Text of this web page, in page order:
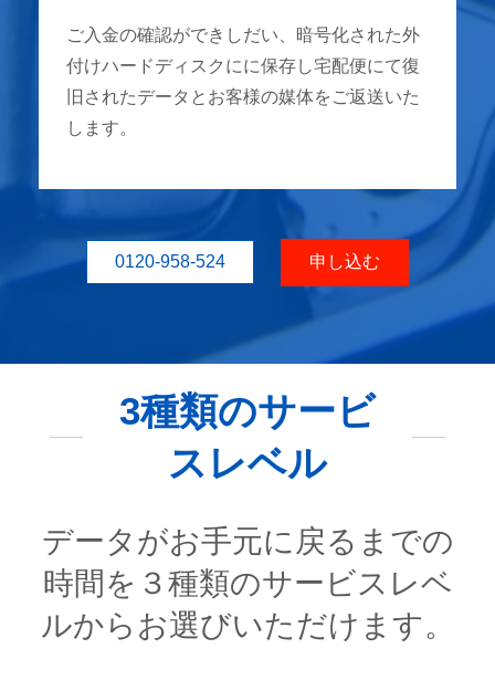
ご入金の確認ができしだい、暗号化された外
付けハードディスクにに保存し宅配便にて復
旧されたデータとお客様の媒体をご返送いた
します。
0120-958-524 申し込む
3種類のサービ
スレベル
データがお手元に戻るまでの
時間を３種類のサービスレベ
ルからお選びいただけます。